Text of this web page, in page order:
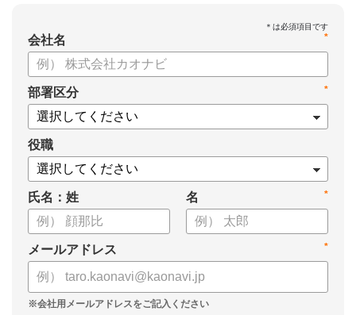
*
会社名
*
部署区分
役職
氏名：姓 *
名
*
メールアドレス